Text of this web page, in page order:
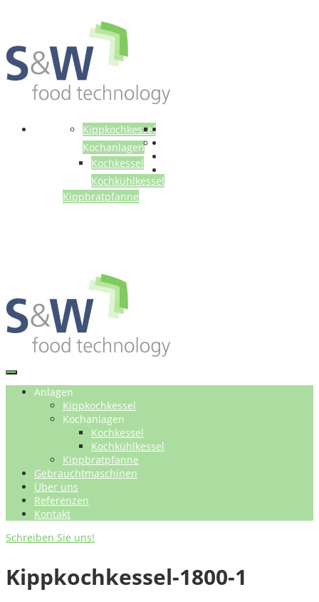
Anlagen
Kippkochkessel
Kochanlagen
Kochkessel
Kochkühlkessel
Kippbratpfanne
Anlagen
Kippkochkessel
Kochanlagen
Kochkessel
Kochkühlkessel
Kippbratpfanne
Gebrauchtmaschinen
Über uns
Referenzen
Kontakt
Schreiben Sie uns!
Kippkochkessel-1800-1